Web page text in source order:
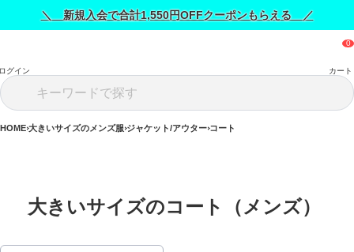
＼ 新規入会で合計1,550円OFFクーポンもらえる ／
グイン カート
HOME 大きいサイズのメンズ服 ジャケット/アウター コート
大きいサイズのコート（メンズ）